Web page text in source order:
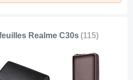
Realme C30s (115)